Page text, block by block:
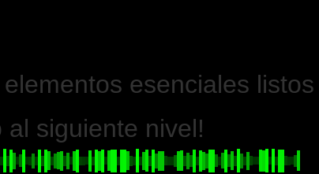
esenciales
siguiente nivel!